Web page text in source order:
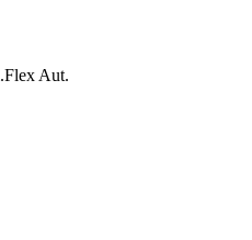
Aut.